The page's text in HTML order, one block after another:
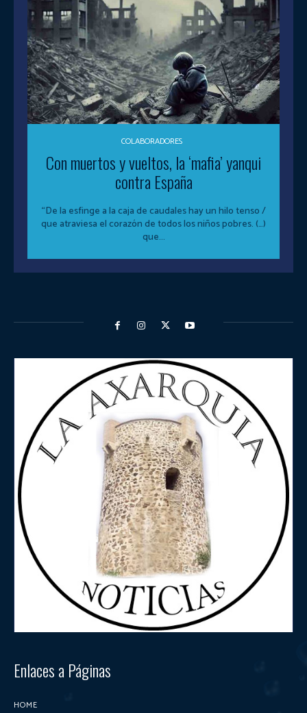
COLABORADORES
Con muertos y vueltos, la ‘mafia’ yanqui
contra España
“De la esfinge a la caja de caudales hay un hilo tenso /
que atraviesa el corazón de todos los niños pobres. (…)
que...
Enlaces a Páginas
HOME